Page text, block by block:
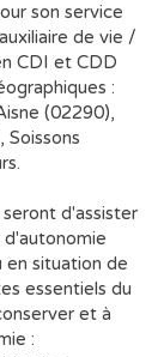
son service
de vie /
CDI et CDD
:
(02290),
Soissons
seront d'assister
situation de
essentiels du
et à
: